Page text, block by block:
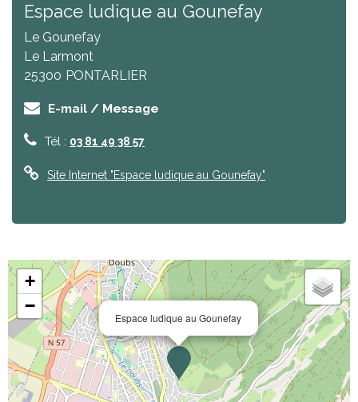
Espace ludique au Gounefay
Le Gounefay
Le Larmont
25300 PONTARLIER
E-mail / Message
Tél : 03 81 49 38 57
Site Internet "Espace ludique au Gounefay"
Espace ludique au Gounefay
+
−